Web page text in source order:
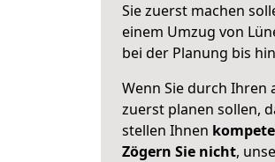
Sie zuerst machen
einem Umzug von
bei der Planung bis
Wenn Sie durch Ihren
zuerst planen sollen,
stellen Ihnen
Zögern Sie nicht,